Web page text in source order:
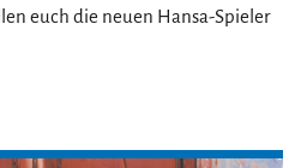
euch die neuen Hansa-Spieler